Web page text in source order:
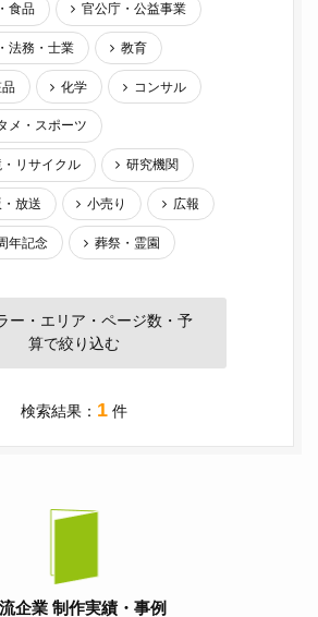
食品 官公庁・公益事業
法務・士業 教育
化学 コンサル
メ・スポーツ
リサイクル 研究機関
放送 小売り 広報
年記念 葬祭・霊園
ー・エリア・ページ数・予
算で絞り込む
検索結果： 1 件
企業 制作実績・事例